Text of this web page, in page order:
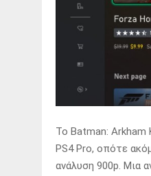
Το Batman: Arkham
PS4 Pro, οπότε
ανάλυση 900p. Μια